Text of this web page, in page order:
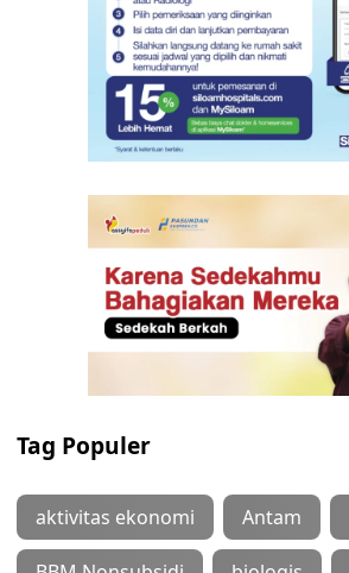
Tag Populer
aktivitas ekonomi Antam